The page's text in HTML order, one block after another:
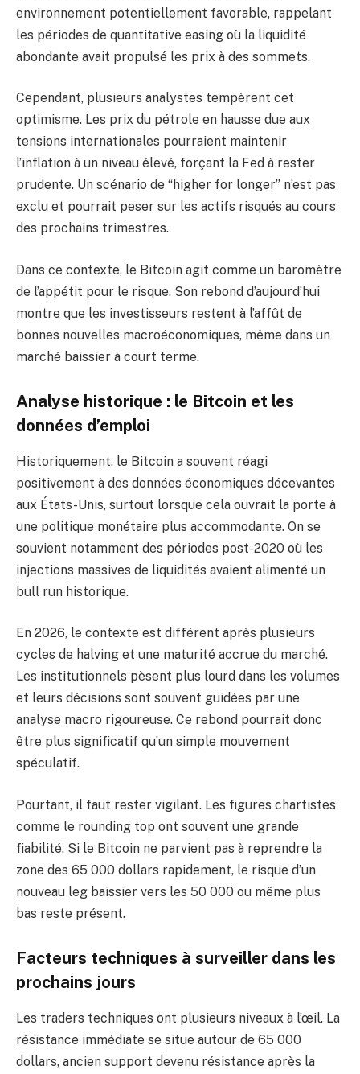
environnement potentiellement favorable, rappelant
les périodes de quantitative easing où la liquidité
abondante avait propulsé les prix à des sommets.
Cependant, plusieurs analystes tempèrent cet
optimisme. Les prix du pétrole en hausse due aux
tensions internationales pourraient maintenir
l’inflation à un niveau élevé, forçant la Fed à rester
prudente. Un scénario de “higher for longer” n’est pas
exclu et pourrait peser sur les actifs risqués au cours
des prochains trimestres.
Dans ce contexte, le Bitcoin agit comme un baromètre
de l’appétit pour le risque. Son rebond d’aujourd’hui
montre que les investisseurs restent à l’affût de
bonnes nouvelles macroéconomiques, même dans un
marché baissier à court terme.
Analyse historique : le Bitcoin et les
données d’emploi
Historiquement, le Bitcoin a souvent réagi
positivement à des données économiques décevantes
aux États-Unis, surtout lorsque cela ouvrait la porte à
une politique monétaire plus accommodante. On se
souvient notamment des périodes post-2020 où les
injections massives de liquidités avaient alimenté un
bull run historique.
En 2026, le contexte est différent après plusieurs
cycles de halving et une maturité accrue du marché.
Les institutionnels pèsent plus lourd dans les volumes
et leurs décisions sont souvent guidées par une
analyse macro rigoureuse. Ce rebond pourrait donc
être plus significatif qu’un simple mouvement
spéculatif.
Pourtant, il faut rester vigilant. Les figures chartistes
comme le rounding top ont souvent une grande
fiabilité. Si le Bitcoin ne parvient pas à reprendre la
zone des 65 000 dollars rapidement, le risque d’un
nouveau leg baissier vers les 50 000 ou même plus
bas reste présent.
Facteurs techniques à surveiller dans les
prochains jours
Les traders techniques ont plusieurs niveaux à l’œil. La
résistance immédiate se situe autour de 65 000
dollars, ancien support devenu résistance après la